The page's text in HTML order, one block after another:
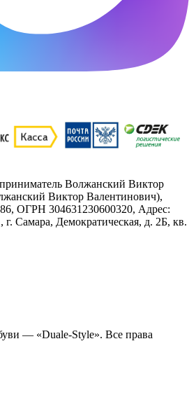
Волжанский Виктор
Виктор Валентинович),
ОГРН 304631230600320, Адрес:
г. Самара, Демократическая, д. 2Б, кв.
— «Duale-Style». Все права